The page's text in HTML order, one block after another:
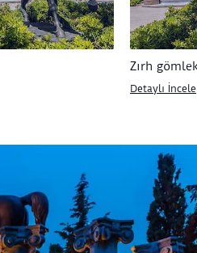
Zırh
Detaylı İncele